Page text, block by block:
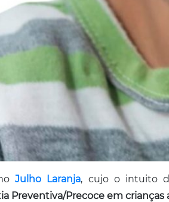
Julho Laranja, cujo o intuito
Preventiva/Precoce em crianças